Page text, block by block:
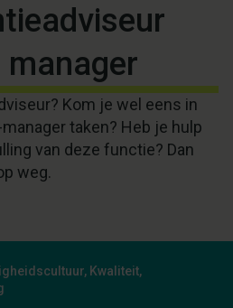
manager
Kom je wel eens in
taken? Heb je hulp
van deze functie? Dan
weg.
Kwaliteit,